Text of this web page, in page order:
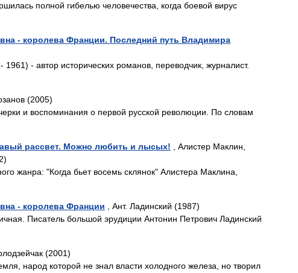
полной гибелью человечества, когда боевой вирус
- королева Франции. Последний путь Владимира
- автор исторических романов, переводчик, журналист.
(2005)
и воспоминания о первой русской революции. По словам
рассвет. Можно любить и лысых! , Алистер Маклин,
жанра: "Когда бьет восемь склянок" Алистера Маклина,
- королева Франции , Ант. Ладинский (1987)
Писатель большой эрудиции Антонин Петрович Ладинский
(2001)
народ которой не знал власти холодного железа, но творил